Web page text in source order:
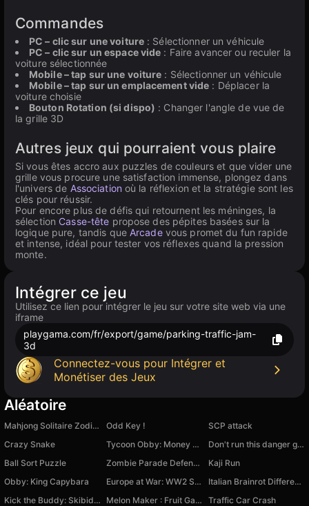
Commandes
PC – clic sur une voiture : Sélectionner un véhicule
PC – clic sur un espace vide : Faire avancer ou reculer la
voiture sélectionnée
Mobile – tap sur une voiture : Sélectionner un véhicule
Mobile – tap sur un emplacement vide : Déplacer la
voiture choisie
Bouton Rotation (si dispo) : Changer l'angle de vue de
la grille 3D
Autres jeux qui pourraient vous plaire
Si vous êtes accro aux puzzles de couleurs et que vider une
grille vous procure une satisfaction immense, plongez dans
l'univers de Association où la réflexion et la stratégie sont les
clés pour réussir.
Pour encore plus de défis qui retournent les méninges, la
sélection Casse-tête propose des pépites basées sur la
logique pure, tandis que Arcadevous promet du fun rapide
et intense, idéal pour tester vos réflexes quand la pression
monte.
Intégrer ce jeu
Utilisez ce lien pour intégrer le jeu sur votre site web via une
iframe
playgama.com/fr/export/game/parking-traffic-jam-
3d
Connectez-vous pour Intégrer et
Monétiser des Jeux
Aléatoire
Mahjong Solitaire Zodiac Odd Key !
SCP attack
Crazy Snake
Tycoon Obby: Money Millionaire
Don't run this danger game
Ball Sort Puzzle
Zombie Parade Defense 5
Kaji Run
Obby: King Capybara
Europe at War: WW2 Strategy
Italian Brainrot Difference
Kick the Buddy: Skibidi Toilet Buddy
Melon Maker : Fruit Game Traffic Car Crash